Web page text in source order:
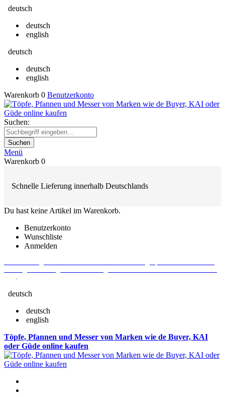
deutsch
deutsch
english
deutsch
deutsch
english
Warenkorb 0 Benutzerkonto
Suchen:
Suchen
Menü
Warenkorb 0
Schnelle Lieferung innerhalb Deutschlands
Du hast keine Artikel im Warenkorb.
Benutzerkonto
Wunschliste
Anmelden
.
deutsch
deutsch
english
Töpfe, Pfannen und Messer von Marken wie de Buyer, KAI
oder Güde online kaufen